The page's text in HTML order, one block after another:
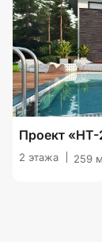
Проект
2 этажа 259 м